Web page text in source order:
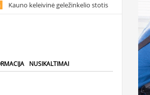
Kauno keleivinė geležinkelio stotis
NUSIKALTIMAI